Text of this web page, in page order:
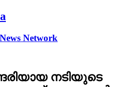
Network
നടിയുടെ